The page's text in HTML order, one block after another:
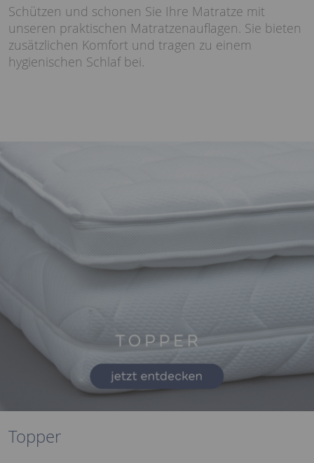
Schützen und schonen Sie Ihre Matratze mit
unseren praktischen Matratzenauflagen. Sie bieten
zusätzlichen Komfort und tragen zu einem
hygienischen Schlaf bei.
Topper